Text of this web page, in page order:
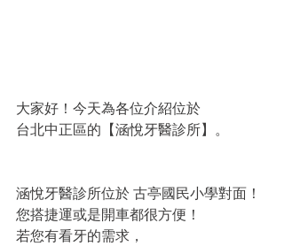
大家好！今天為各位介紹位於
台北中正區的【涵悅牙醫診所】。
涵悅牙醫診所位於 古亭國民小學對面！
您搭捷運或是開車都很方便！
若您有看牙的需求，